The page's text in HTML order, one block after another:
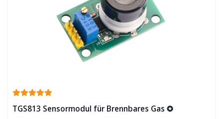
TGS813 Sensormodul für Brennbares Gas ✪